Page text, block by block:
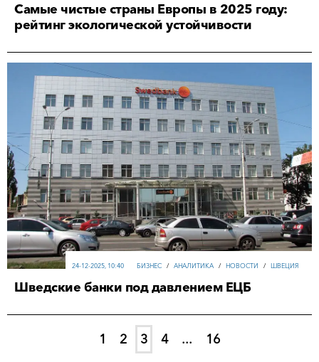
Самые чистые страны Европы в 2025 году:
рейтинг экологической устойчивости
БИЗНЕС / АНАЛИТИКА / НОВОСТИ / ШВЕЦИЯ
24-12-2025, 10:40
Шведские банки под давлением ЕЦБ
1 2 3 4 ... 16